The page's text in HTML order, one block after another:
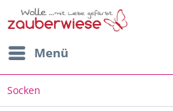
Menü
Socken